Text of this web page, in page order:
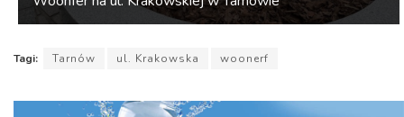
Tagi: Tarnów ul. Krakowska woonerf